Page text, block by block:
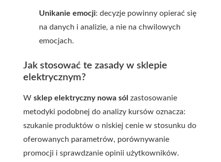
Unikanie emocji: decyzje powinny opierać się
na danych i analizie, a nie na chwilowych
emocjach.
Jak stosować te zasady w sklepie
elektrycznym?
W sklep elektryczny nowa sól zastosowanie
metodyki podobnej do analizy kursów oznacza:
szukanie produktów o niskiej cenie w stosunku do
oferowanych parametrów, porównywanie
promocji i sprawdzanie opinii użytkowników.